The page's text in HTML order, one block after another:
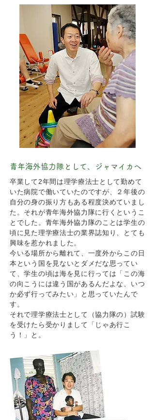
青年海外協力隊として、ジャマイカへ
卒業して2年間は理学療法士として勤めて
いた病院で働いていたのですが、２年後の
自分の身の振り方もある程度決めていまし
た。それが青年海外協力隊に行くというこ
とでした。青年海外協力隊のことは学生の
頃に見た理学療法士の業界誌知り、とても
興味を惹かれました。
今いる場所から離れて、一度外からこの日
本という国を見ないとダメだな思ってい
て、学生の頃は海を見に行っては「この海
の向こうには違う国があるんだよな、いつ
か必ず行ってみたい」と思っていたんで
す。
それで理学療法士として（協力隊の）試験
を受けたら受かりまして「じゃあ行こ
う！」と。